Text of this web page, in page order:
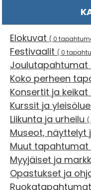
Elokuvat ( 0
Festivaalit ( 0
Joulutapahtumat
Koko perheen
Konsertit ja keikat
Kurssit ja
Liikunta ja urheilu
Museot, näyttelyt
Muut tapahtumat
Myyjäiset ja
Opastukset ja
Ruokatapahtumat